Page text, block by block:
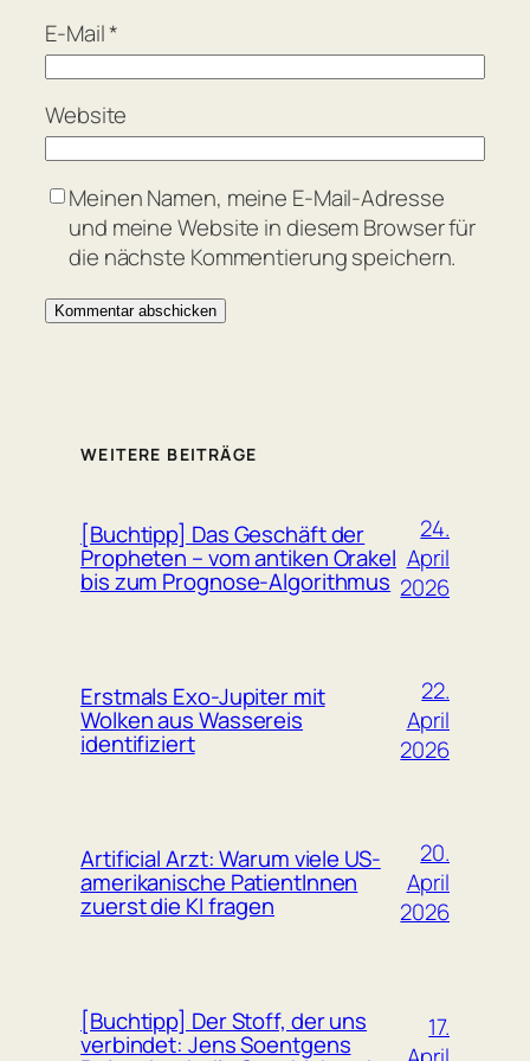
E-Mail*
Website
Meinen Namen, meine E-Mail-Adresse
und meine Website in diesem Browser für
die nächste Kommentierung speichern.
WEITERE BEITRÄGE
[Buchtipp] Das Geschäft der
Propheten – vom antiken Orakel
bis zum Prognose-Algorithmus
24.
April
2026
Erstmals Exo-Jupiter mit
Wolken aus Wassereis
identifiziert
22.
April
2026
Artificial Arzt: Warum viele US-
amerikanische PatientInnen
zuerst die KI fragen
20.
April
2026
[Buchtipp] Der Stoff, der uns
verbindet: Jens Soentgens
17.